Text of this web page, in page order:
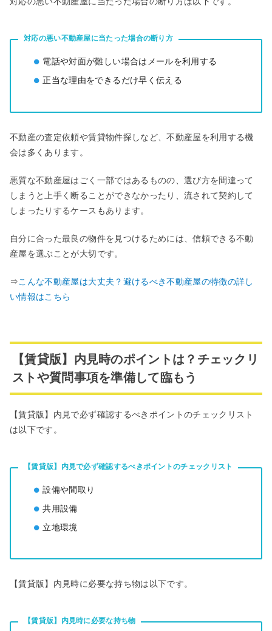
対応の悪い不動産屋に当たった場合の断り⽅
電話や対面が難しい場合はメールを利用する
正当な理由をできるだけ早く伝える
不動産の査定依頼や賃貸物件探しなど、不動産屋を利用する機
会は多くあります。
悪質な不動産屋はごく一部ではあるものの、選び方を間違って
しまうと上手く断ることができなかったり、流されて契約して
しまったりするケースもあります。
自分に合った最良の物件を見つけるためには、信頼できる不動
産屋を選ぶことが大切です。
⇒こんな不動産屋は⼤丈夫？避けるべき不動産屋の特徴の詳し
い情報はこちら
【賃貸版】内見時のポイントは？チェックリ
ストや質問事項を準備して臨もう
【賃貸版】内見で必ず確認するべきポイントのチェックリスト
は以下です。
【賃貸版】内見で必ず確認するべきポイントのチェックリスト
設備や間取り
共用設備
立地環境
【賃貸版】内見時に必要な持ち物は以下です。
【賃貸版】内見時に必要な持ち物